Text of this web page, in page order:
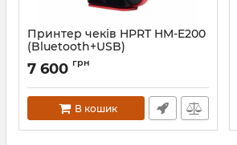
Принтер чеків HPRT HM-E200
(Bluetooth+USB)
Артикул: 404
7 600 грн
В кошик